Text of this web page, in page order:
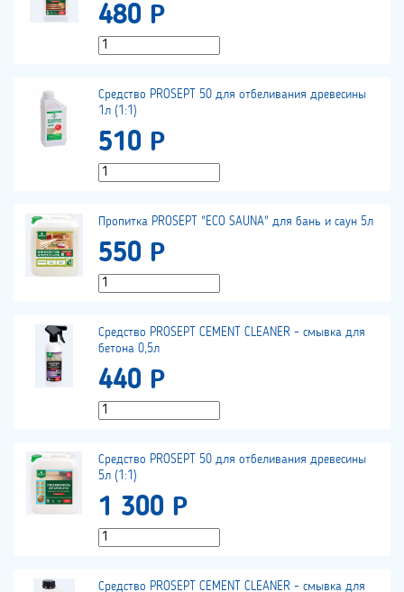
480 Р
Средство PROSEPT 50 для отбеливания древесины
1л (1:1)
510 Р
Пропитка PROSEPT "ECO SAUNA" для бань и саун 5л
550 Р
Средство PROSEPT CEMENT CLEANER - смывка для
бетона 0,5л
440 Р
Средство PROSEPT 50 для отбеливания древесины
5л (1:1)
1 300 Р
Средство PROSEPT CEMENT CLEANER - смывка для